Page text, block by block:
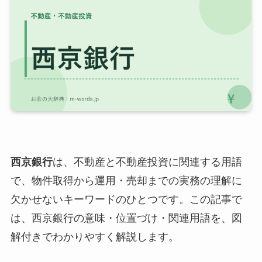
西京銀行は、不動産と不動産投資に関連する用語
で、物件取得から運用・売却までの実務の理解に
欠かせないキーワードのひとつです。この記事で
は、西京銀行の意味・位置づけ・関連用語を、図
解付きでわかりやすく解説します。